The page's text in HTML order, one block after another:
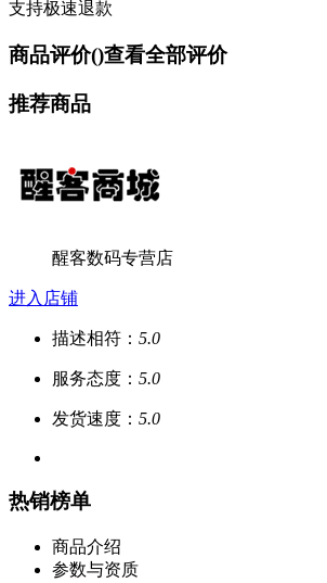
支持极速退款
商品评价()查看全部评价
推荐商品
醒客数码专营店
进入店铺
描述相符： 5.0
服务态度： 5.0
发货速度： 5.0
热销榜单
商品介绍
参数与资质